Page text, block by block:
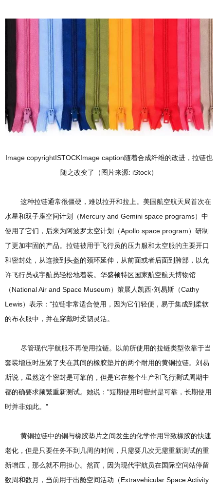
Image copyrightISTOCKImage caption随着合成纤维的改进，拉链也
随之改变了（图片来源: iStock）
这种拉链通常很僵硬，难以拉开和拉上。美国航空航天局首次在
水星和双子座空间计划（Mercury and Gemini space programs）中
使用了它们，后来为阿波罗太空计划（Apollo space program）研制
了更加牢固的产品。拉链被用于飞行员的压力服和太空服的主要开口
和密封处，从连接到头盔的颈环延伸，从前面或者后面到胯部，以允
许飞行员或宇航员轻松地着装。华盛顿特区国家航空航天博物馆
（National Air and Space Museum）策展人凯西·刘易斯（Cathy
Lewis）表示："拉链非常适合使用，因为它们轻便，易于集成到柔软
的布衣服中，并在穿戴时柔韧灵活。
尽管现代宇航服不再使用拉链。以前所使用的拉链类型依靠于当
套装增压时压紧了夹在其间的橡胶垫片的两个耐用的黄铜拉链。刘易
斯说，虽然这个密封是可靠的，但是它在整个生产和飞行测试周期中
都的确要求频繁重新测试。她说："短期使用时密封是可靠，长期使用
时并非如此。"
黄铜拉链中的铜与橡胶垫片之间发生的化学作用导致橡胶的快速
老化，但是只要任务不到几周的时间，只需要几次无需重新测试的重
新增压，那么就不用担心。然而，因为现代宇航员在国际空间站停留
数周和数月，当前用于出舱空间活动（Extravehicular Space Activity